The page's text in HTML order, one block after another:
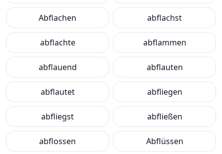
Abflachen abflachst
abflachte abflammen
abflauend abflauten
abflautet abfliegen
abfliegst abfließen
abflossen Abflüssen